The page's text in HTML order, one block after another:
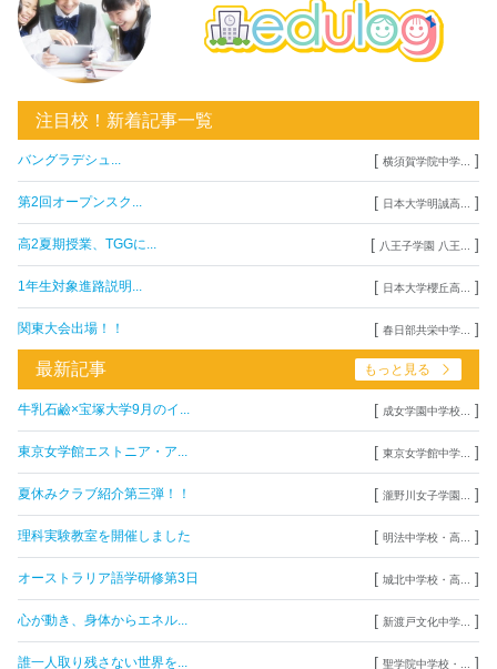
注目校！新着記事一覧
バングラデシュ... [ 横須賀学院中学... ]
第2回オープンスク... [ 日本大学明誠高... ]
高2夏期授業、TGGに... [ 八王子学園 八王... ]
1年生対象進路説明... [ 日本大学櫻丘高... ]
関東大会出場！！ [ 春日部共栄中学... ]
最新記事 もっと見る
牛乳石鹼×宝塚大学9月のイ... [ 成女学園中学校... ]
東京女学館エストニア・ア... [ 東京女学館中学... ]
夏休みクラブ紹介第三弾！！ [ 瀧野川女子学園... ]
理科実験教室を開催しました [ 明法中学校・高... ]
オーストラリア語学研修第3日 [ 城北中学校・高... ]
心が動き、身体からエネル... [ 新渡戸文化中学... ]
誰一人取り残さない世界を... [ 聖学院中学校・... ]